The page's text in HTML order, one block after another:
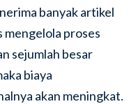
banyak artikel
mengelola proses
sejumlah besar
biaya
akan meningkat.